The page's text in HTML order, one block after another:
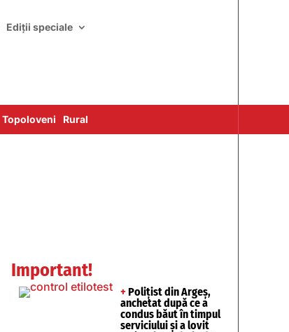
Ediții speciale
Topoloveni Rural
Important!
+ Polițist din Argeș,
anchetat după ce a
condus băut în timpul
serviciului și a lovit